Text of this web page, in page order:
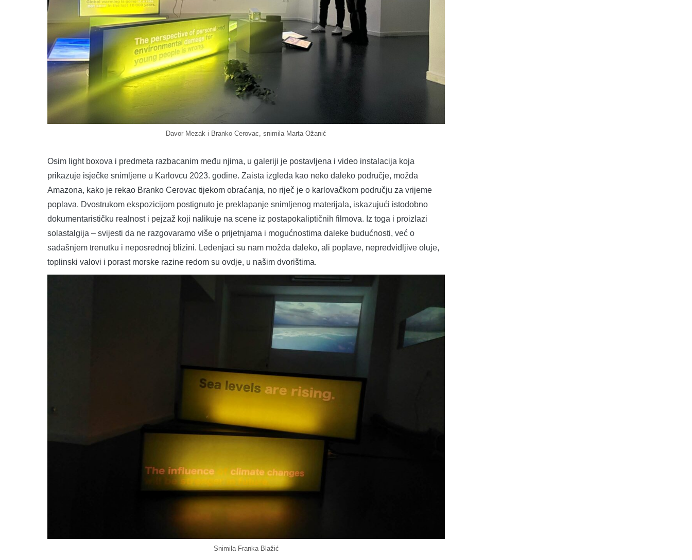
Davor Mezak i Branko Cerovac, snimila Marta Ožanić
Osim light boxova i predmeta razbacanim među njima, u galeriji je postavljena i video instalacija koja
prikazuje isječke snimljene u Karlovcu 2023. godine. Zaista izgleda kao neko daleko područje, možda
Amazona, kako je rekao Branko Cerovac tijekom obraćanja, no riječ je o karlovačkom području za vrijeme
poplava. Dvostrukom ekspozicijom postignuto je preklapanje snimljenog materijala, iskazujući istodobno
dokumentarističku realnost i pejzaž koji nalikuje na scene iz postapokaliptičnih filmova. Iz toga i proizlazi
solastalgija – svijesti da ne razgovaramo više o prijetnjama i mogućnostima daleke budućnosti, već o
sadašnjem trenutku i neposrednoj blizini. Ledenjaci su nam možda daleko, ali poplave, nepredvidljive oluje,
toplinski valovi i porast morske razine redom su ovdje, u našim dvorištima.
Snimila Franka Blažić